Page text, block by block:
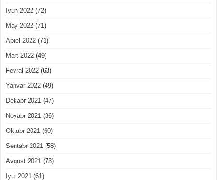
Iyun 2022 (72)
May 2022 (71)
Aprel 2022 (71)
Mart 2022 (49)
Fevral 2022 (63)
Yanvar 2022 (49)
Dekabr 2021 (47)
Noyabr 2021 (86)
Oktabr 2021 (60)
Sentabr 2021 (58)
Avgust 2021 (73)
Iyul 2021 (61)